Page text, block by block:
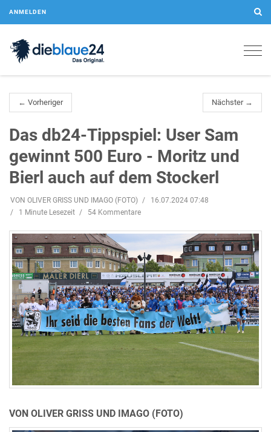
ANMELDEN
← Vorheriger Nächster →
Das db24-Tippspiel: User Sam
gewinnt 500 Euro - Moritz und
Bierl auch auf dem Stockerl
VON OLIVER GRISS UND IMAGO (FOTO)
16.07.2024 07:48
1 Minute Lesezeit
54 Kommentare
VON OLIVER GRISS UND IMAGO (FOTO)